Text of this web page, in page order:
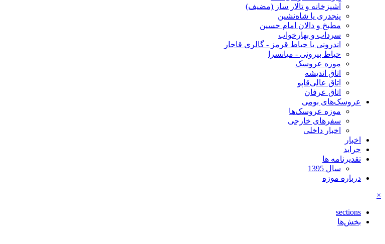
آشپزخانه و تالار ساز (مضیف)
پنجدری یا شاه‌نشین
مطبخ و دالان امام حسین
سرداب و بهارخواب
اندرونی یا حیاط قرمز - گالری قاجار
حیاط بیرونی - میانسرا
موزه عروسک
اتاق اندیشه
اتاق عالی‌قاپو
اتاق عرفان
عروسک‌های بومی
موزه عروسک‌ها
سفرهای خارجی
اخبار داخلی
اخبار
جراید
تقدیرنامه ها
سال 1395
درباره موزه
×
sections
بخش‌ها